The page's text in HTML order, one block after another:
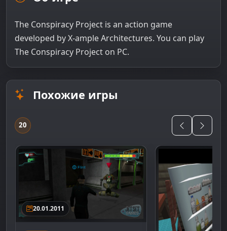
The Conspiracy Project is an action game
developed by X-ample Architectures. You can play
The Conspiracy Project on PC.
Похожие игры
20
20.01.2011